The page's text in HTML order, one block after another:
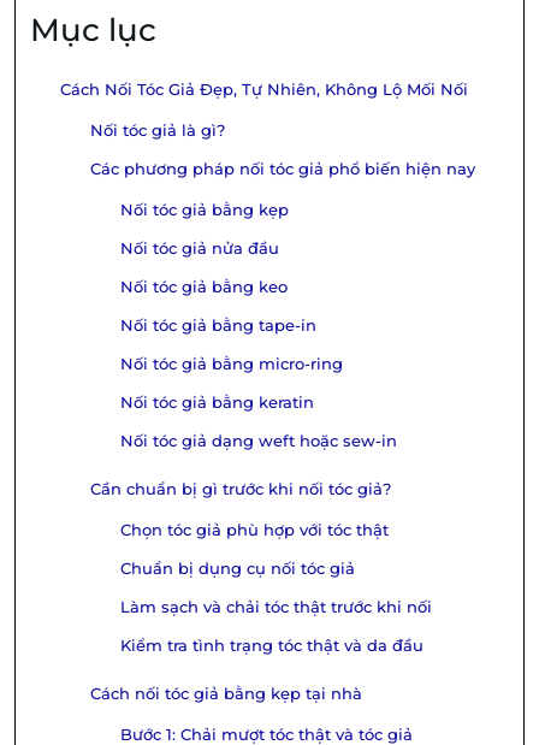
Mục lục
Cách Nối Tóc Giả Đẹp, Tự Nhiên, Không Lộ Mối Nối
Nối tóc giả là gì?
Các phương pháp nối tóc giả phổ biến hiện nay
Nối tóc giả bằng kẹp
Nối tóc giả nửa đầu
Nối tóc giả bằng keo
Nối tóc giả bằng tape-in
Nối tóc giả bằng micro-ring
Nối tóc giả bằng keratin
Nối tóc giả dạng weft hoặc sew-in
Cần chuẩn bị gì trước khi nối tóc giả?
Chọn tóc giả phù hợp với tóc thật
Chuẩn bị dụng cụ nối tóc giả
Làm sạch và chải tóc thật trước khi nối
Kiểm tra tình trạng tóc thật và da đầu
Cách nối tóc giả bằng kẹp tại nhà
Bước 1: Chải mượt tóc thật và tóc giả